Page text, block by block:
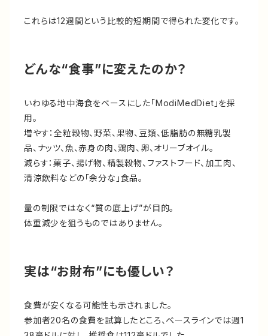
これらは12週間という比較的短期間で得られた変化です。
どんな“食事”に変えたのか？
いわゆる地中海食をベースにした「ModiMedDiet」を採
用。
増やす：全粒穀物、野菜、果物、豆類、低脂肪の無糖乳製
品、ナッツ、魚、赤身の肉、鶏肉、卵、オリーブオイル。
減らす：菓子、揚げ物、精製穀物、ファストフード、加工肉、
清涼飲料などの「余分な」食品。
量の制限ではなく“質の底上げ”が目的。
体重減少を狙うものではありません。
実は“お財布”にも優しい？
食費が安くなる可能性も示されました。
参加者20名の食費を試算したところ、ベースラインでは週1